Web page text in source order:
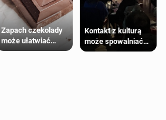
Zapach czekolady
może ułatwiać
trening siłowy
Kontakt z kulturą
może spowalniać
starzenie